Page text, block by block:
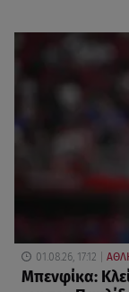
01.08.26, 17:12
Μπενφίκα: